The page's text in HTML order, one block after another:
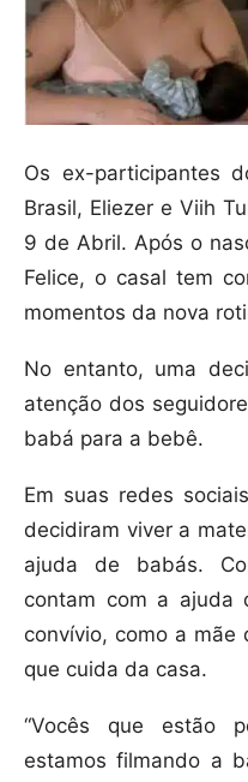
Os ex-participantes
Brasil, Eliezer e Viih
9 de Abril. Após o
Felice, o casal tem
momentos da nova
No entanto, uma
atenção dos
babá para a bebê.
Em suas redes
decidiram viver a
ajuda de babás.
contam com a ajuda
convívio, como a mãe
que cuida da casa.
“Vocês que estão
estamos filmando a